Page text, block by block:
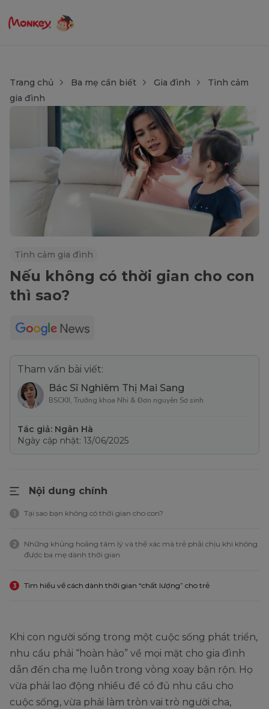
Trang chủ Ba mẹ cần biết Gia đình
Tình cảm
gia đình
Tình cảm gia đình
Nếu không có thời gian cho con
thì sao?
Tham vấn bài viết:
Bác Sĩ Nghiêm Thị Mai Sang
BSCKII, Trưởng khoa Nhi & Đơn nguyên Sơ sinh
Tác giả: Ngân Hà
Ngày cập nhật: 13/06/2025
Nội dung chính
1 Tại sao bạn không có thời gian cho con?
2
Những khủng hoảng tâm lý và thể xác mà trẻ phải chịu khi không
được ba mẹ dành thời gian
3 Tìm hiểu về cách dành thời gian “chất lượng” cho trẻ
Khi con người sống trong một cuộc sống phát triển,
nhu cầu phải “hoàn hảo” về mọi mặt cho gia đình
dẫn đến cha mẹ luôn trong vòng xoay bận rộn. Họ
vừa phải lao động nhiều để có đủ nhu cầu cho
cuộc sống, vừa phải làm tròn vai trò người cha,